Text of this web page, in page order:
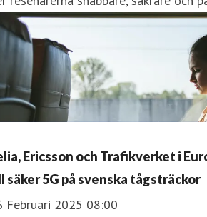
Ericsson och Trafikverket i
säker 5G på svenska tågsträckor
Februari 2025 08:00